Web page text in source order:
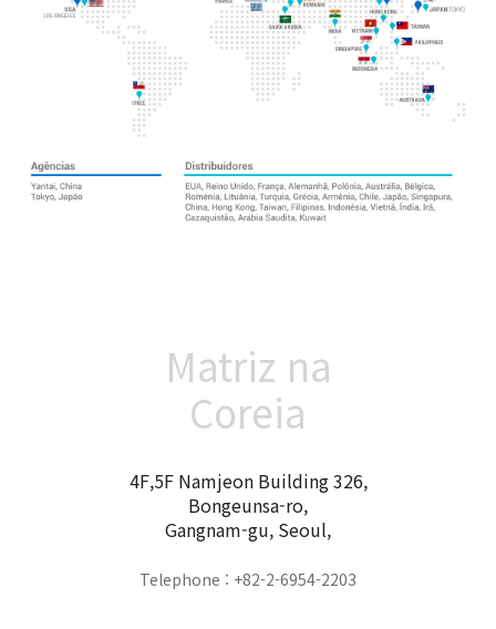
Matriz na
Coreia
4F,5F Namjeon Building 326,
Bongeunsa-ro,
Gangnam-gu, Seoul,
Telephone : +82-2-6954-2203